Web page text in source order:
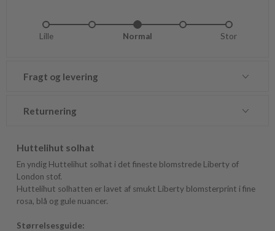
Lille Normal Stor
Fragt og levering
Returnering
Huttelihut solhat
En yndig Huttelihut solhat i det fineste blomstrede Liberty of
London stof.
Huttelihut solhatten er lavet af smukt Liberty blomsterprint i fine
rosa, blå og gule nuancer.
Størrelsesguide: